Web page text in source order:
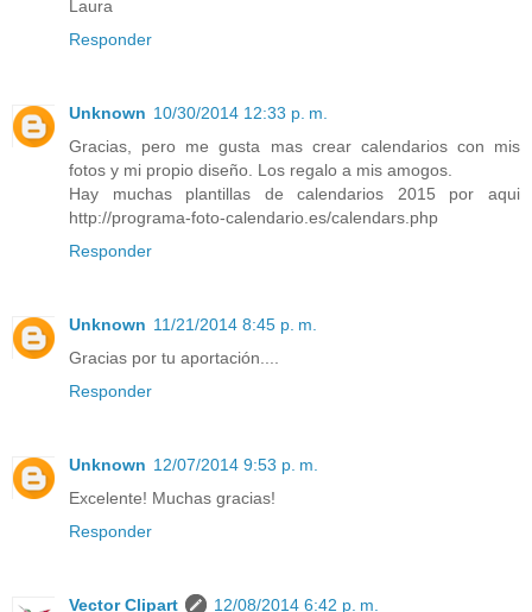
Laura
Responder
Unknown 10/30/2014 12:33 p. m.
Gracias, pero me gusta mas crear calendarios con mis
fotos y mi propio diseño. Los regalo a mis amogos.
Hay muchas plantillas de calendarios 2015 por aqui
http://programa-foto-calendario.es/calendars.php
Responder
Unknown 11/21/2014 8:45 p. m.
Gracias por tu aportación....
Responder
Unknown 12/07/2014 9:53 p. m.
Excelente! Muchas gracias!
Responder
Vector Clipart
12/08/2014 6:42 p. m.